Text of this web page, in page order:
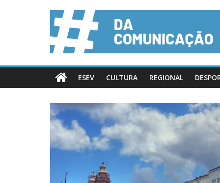
ESEV CULTURA REGIONAL